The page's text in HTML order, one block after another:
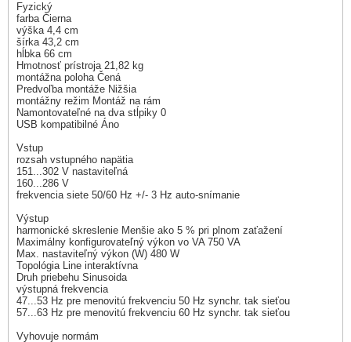
Fyzický
farba Čierna
výška 4,4 cm
šírka 43,2 cm
hĺbka 66 cm
Hmotnosť prístroja 21,82 kg
montážna poloha Čená
Predvoľba montáže Nižšia
montážny režim Montáž na rám
Namontovateľné na dva stĺpiky 0
USB kompatibilné Áno
Vstup
rozsah vstupného napätia
151...302 V nastaviteľná
160...286 V
frekvencia siete 50/60 Hz +/- 3 Hz auto-snímanie
Výstup
harmonické skreslenie Menšie ako 5 % pri plnom zaťažení
Maximálny konfigurovateľný výkon vo VA 750 VA
Max. nastaviteľný výkon (W) 480 W
Topológia Line interaktívna
Druh priebehu Sinusoida
výstupná frekvencia
47...53 Hz pre menovitú frekvenciu 50 Hz synchr. tak sieťou
57...63 Hz pre menovitú frekvenciu 60 Hz synchr. tak sieťou
Vyhovuje normám